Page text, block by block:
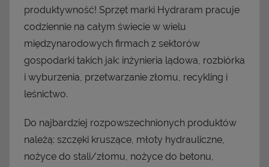
produktywność! Sprzęt marki Hydraram pracuje
codziennie na całym świecie w wielu
międzynarodowych firmach z sektorów
gospodarki takich jak: inżynieria lądowa, rozbiórka
i wyburzenia, przetwarzanie złomu, recykling i
leśnictwo.
Do najbardziej rozpowszechnionych produktów
należą: szczęki kruszące, młoty hydrauliczne,
nożyce do stali/złomu, nożyce do betonu,